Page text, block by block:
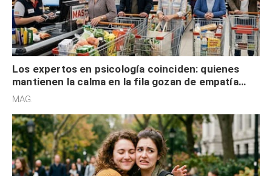
Los expertos en psicología coinciden: quienes
mantienen la calma en la fila gozan de empatía
cognitiva, gratitud y no solo tienen autocontrol
MAG.